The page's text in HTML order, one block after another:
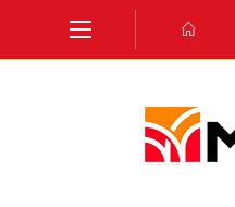
Przejdź do menu.
Przejdź do wyszukiwarki.
Przejdź do treści.
Przejdź do ustawień
Włącz wersję